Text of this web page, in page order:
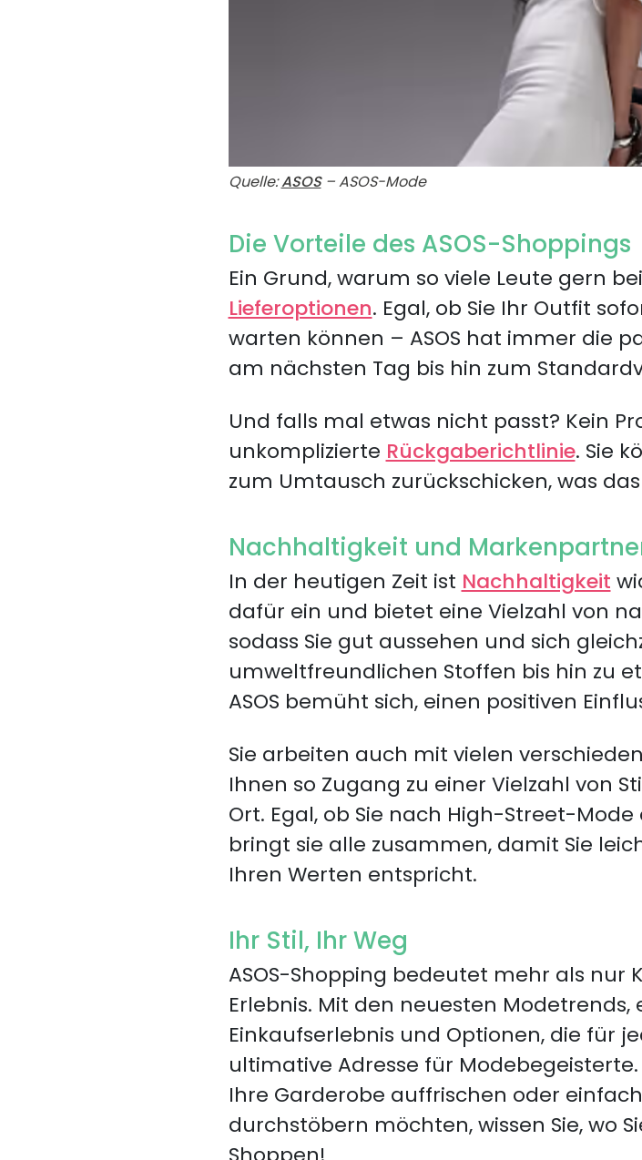
Quelle:ASOS– ASOS-Mode
Die Vorteile des ASOS-Shoppings
Ein Grund, warum so viele Leute gern
Lieferoptionen. Egal, ob Sie Ihr Outfit
warten können – ASOS hat immer die
am nächsten Tag bis hin zum
Und falls mal etwas nicht passt? Kein
unkomplizierte Rückgaberichtlinie. Sie
zum Umtausch zurückschicken, was
Nachhaltigkeit und
In der heutigen Zeit ist Nachhaltigkeit
dafür ein und bietet eine Vielzahl von
sodass Sie gut aussehen und sich
umweltfreundlichen Stoffen bis hin zu
ASOS bemüht sich, einen positiven
Sie arbeiten auch mit vielen
Ihnen so Zugang zu einer Vielzahl von
Ort. Egal, ob Sie nach High-Street-
bringt sie alle zusammen, damit Sie
Ihren Werten entspricht.
Ihr Stil, Ihr Weg
ASOS-Shopping bedeutet mehr als nur
Erlebnis. Mit den neuesten
Einkaufserlebnis und Optionen, die für
ultimative Adresse für
Ihre Garderobe auffrischen oder
durchstöbern möchten, wissen Sie, wo